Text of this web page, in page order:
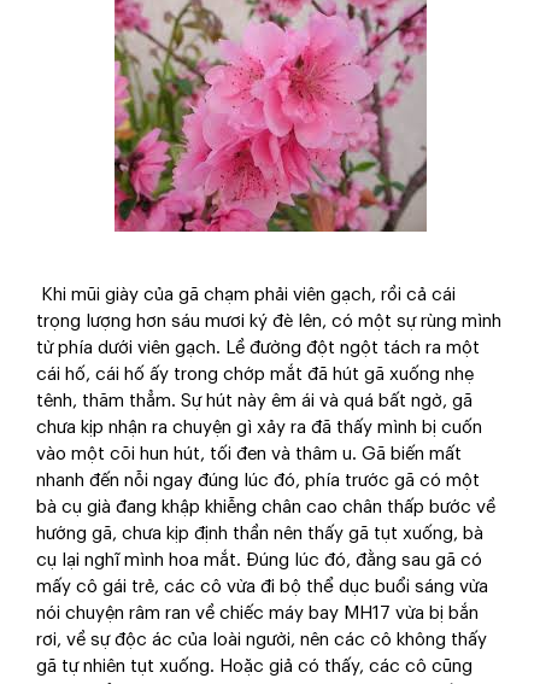
Khi mũi giày của gã chạm phải viên gạch, rồi cả cái
trọng lượng hơn sáu mươi ký đè lên, có một sự rùng mình
từ phía dưới viên gạch. Lề đường đột ngột tách ra một
cái hố, cái hố ấy trong chớp mắt đã hút gã xuống nhẹ
tênh, thăm thẳm. Sự hút này êm ái và quá bất ngờ, gã
chưa kịp nhận ra chuyện gì xảy ra đã thấy mình bị cuốn
vào một cõi hun hút, tối đen và thâm u. Gã biến mất
nhanh đến nỗi ngay đúng lúc đó, phía trước gã có một
bà cụ già đang khập khiễng chân cao chân thấp bước về
hướng gã, chưa kịp định thần nên thấy gã tụt xuống, bà
cụ lại nghĩ mình hoa mắt. Đúng lúc đó, đằng sau gã có
mấy cô gái trẻ, các cô vừa đi bộ thể dục buổi sáng vừa
nói chuyện râm ran về chiếc máy bay MH17 vừa bị bắn
rơi, về sự độc ác của loài người, nên các cô không thấy
gã tự nhiên tụt xuống. Hoặc giả có thấy, các cô cũng